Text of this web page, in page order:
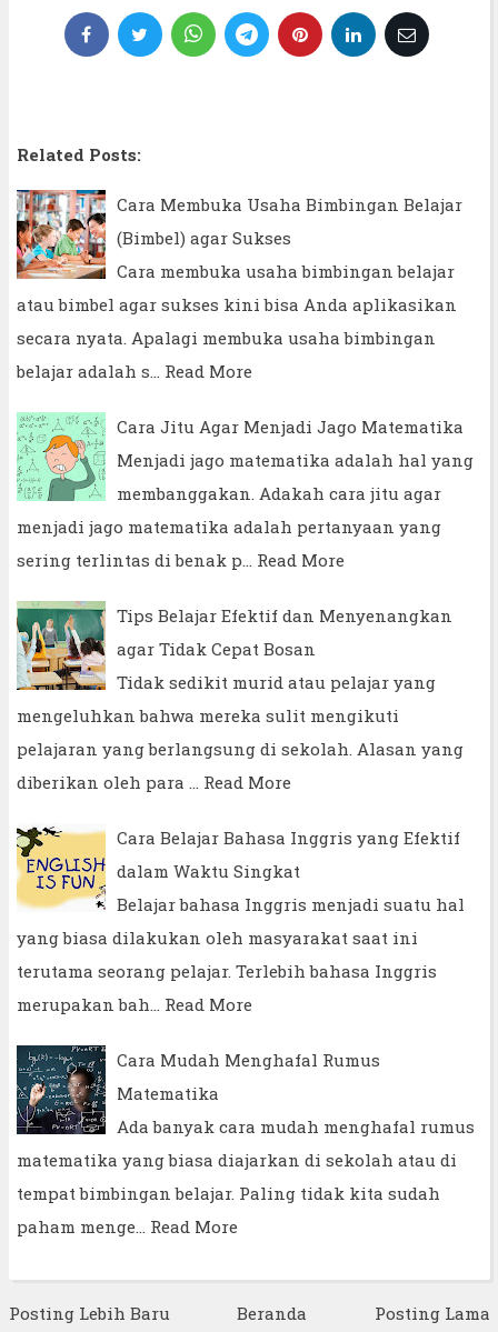
Related Posts:
Cara Membuka Usaha Bimbingan Belajar
(Bimbel) agar Sukses
Cara membuka usaha bimbingan belajar
atau bimbel agar sukses kini bisa Anda aplikasikan
secara nyata. Apalagi membuka usaha bimbingan
belajar adalah s… Read More
Cara Jitu Agar Menjadi Jago Matematika
Menjadi jago matematika adalah hal yang
membanggakan. Adakah cara jitu agar
menjadi jago matematika adalah pertanyaan yang
sering terlintas di benak p… Read More
Tips Belajar Efektif dan Menyenangkan
agar Tidak Cepat Bosan
Tidak sedikit murid atau pelajar yang
mengeluhkan bahwa mereka sulit mengikuti
pelajaran yang berlangsung di sekolah. Alasan yang
diberikan oleh para … Read More
Cara Belajar Bahasa Inggris yang Efektif
dalam Waktu Singkat
Belajar bahasa Inggris menjadi suatu hal
yang biasa dilakukan oleh masyarakat saat ini
terutama seorang pelajar. Terlebih bahasa Inggris
merupakan bah… Read More
Cara Mudah Menghafal Rumus
Matematika
Ada banyak cara mudah menghafal rumus
matematika yang biasa diajarkan di sekolah atau di
tempat bimbingan belajar. Paling tidak kita sudah
paham menge… Read More
Posting Lebih Baru Posting Lama
Beranda